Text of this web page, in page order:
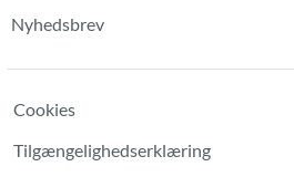
Nyhedsbrev
Cookies
Tilgængelighedserklæring